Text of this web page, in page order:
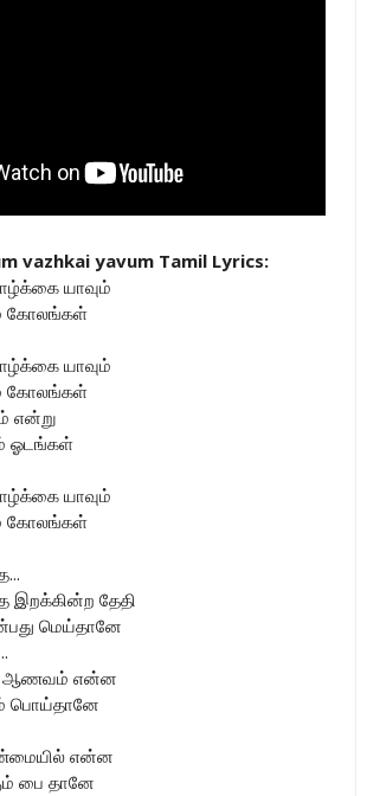
vazhkai yavum Tamil Lyrics:
யாவும்
கோலங்கள்
யாவும்
கோலங்கள்
என்று
ஓடங்கள்
யாவும்
கோலங்கள்
இறக்கின்ற தேதி
மெய்தானே
ஆணவம் என்ன
பொய்தானே
என்ன
பை தானே